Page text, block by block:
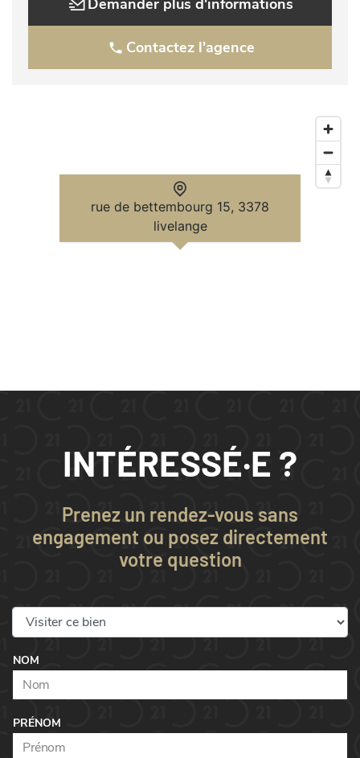
•⁠ ⁠Accès rapide aux autoroutes A3 et A13
•⁠ ⁠Proximité immédiate des écoles, commerces et
Pour toute information complémentaire ou pour organiser
une visite, merci de nous contacter.
Sale Details
Demander plus d'informations
Contactez l'agence
rue de bettembourg 15, 3378
livelange
INTÉRESSÉ·E ?
Prenez un rendez-vous sans
engagement ou posez directement
votre question
NOM
PRÉNOM